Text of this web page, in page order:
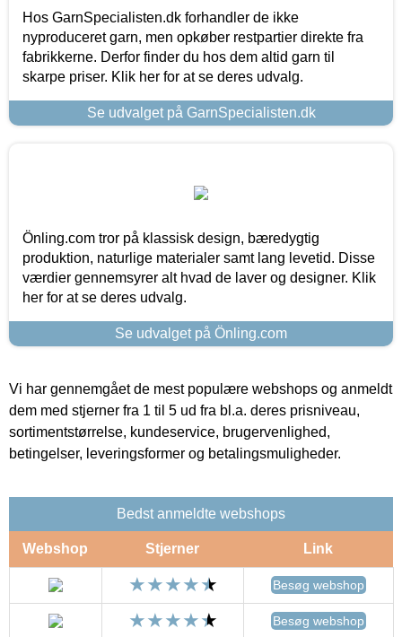
Hos GarnSpecialisten.dk forhandler de ikke
nyproduceret garn, men opkøber restpartier direkte fra
fabrikkerne. Derfor finder du hos dem altid garn til
skarpe priser. Klik her for at se deres udvalg.
Se udvalget på GarnSpecialisten.dk
Önling.com tror på klassisk design, bæredygtig
produktion, naturlige materialer samt lang levetid. Disse
værdier gennemsyrer alt hvad de laver og designer. Klik
her for at se deres udvalg.
Se udvalget på Önling.com
Vi har gennemgået de mest populære webshops og anmeldt
dem med stjerner fra 1 til 5 ud fra bl.a. deres prisniveau,
sortimentstørrelse, kundeservice, brugervenlighed,
betingelser, leveringsformer og betalingsmuligheder.
Bedst anmeldte webshops
Webshop Stjerner Link
Besøg webshop
Besøg webshop